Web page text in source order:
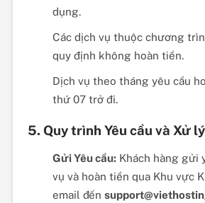
dụng.
Các dịch vụ thuộc chương
quy định không hoàn tiền.
Dịch vụ theo tháng yêu cầu
thứ 07 trở đi.
5. Quy trình Yêu cầu và Xử
Gửi Yêu cầu:Khách hàng gửi
vụ và hoàn tiền qua Khu vực
email đến